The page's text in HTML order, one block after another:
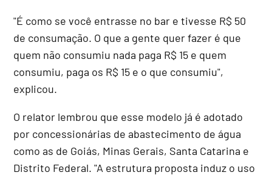
"É como se você entrasse no bar e tivesse R$ 50
de consumação. O que a gente quer fazer é que
quem não consumiu nada paga R$ 15 e quem
consumiu, paga os R$ 15 e o que consumiu",
explicou.
O relator lembrou que esse modelo já é adotado
por concessionárias de abastecimento de água
como as de Goiás, Minas Gerais, Santa Catarina e
Distrito Federal. "A estrutura proposta induz o uso